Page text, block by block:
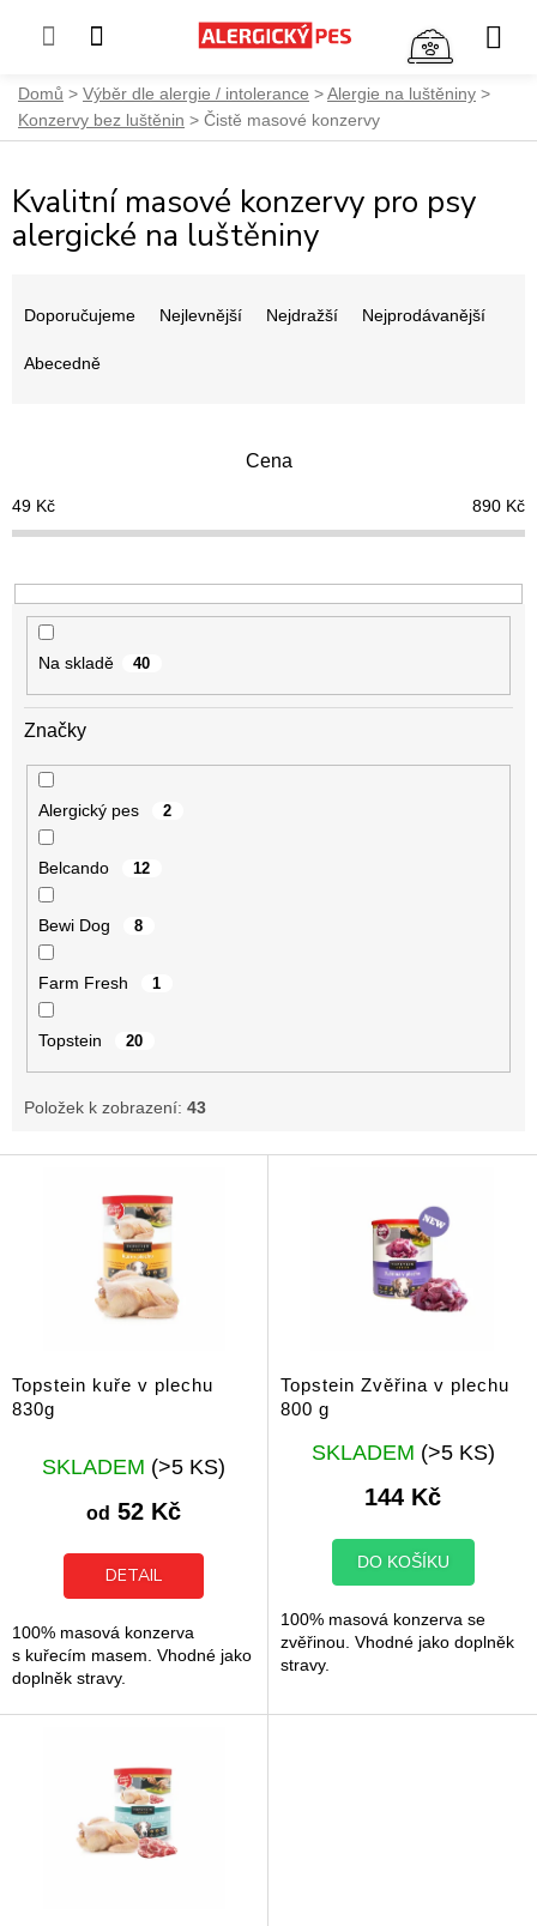
Přejít
obsah
Domů Výběr dle alergie / intolerance
Alergie na luštěniny
Konzervy bez luštěnin
Čistě masové konzervy
Kvalitní masové konzervy pro psy
alergické na luštěniny
o
d
k
t
Doporučujeme Nejlevnější Nejdražší Nejprodávanější
Abecedně
Cena
49 Kč 890 Kč
Na skladě 40
Značky
Alergický pes 2
Belcando 12
Bewi Dog 8
Farm Fresh 1
Topstein 20
Položek k zobrazení: 43
V
d
u
Topstein kuře v plechu
830g
SKLADEM (>5 KS)
od 52 Kč
DETAIL
100% masová konzerva
s kuřecím masem. Vhodné jako
doplněk stravy.
Topstein Zvěřina v plechu
800 g
Průměrné
hodnocení
produktu
je
z
SKLADEM (>5 KS)
144 Kč
DO KOŠÍKU
100% masová konzerva se
zvěřinou. Vhodné jako doplněk
stravy.